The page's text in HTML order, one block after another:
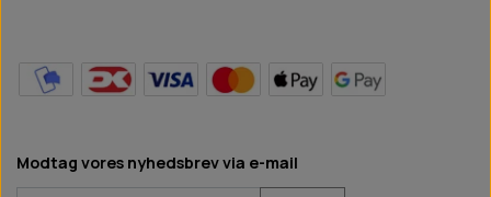
Modtag vores nyhedsbrev via e-mail